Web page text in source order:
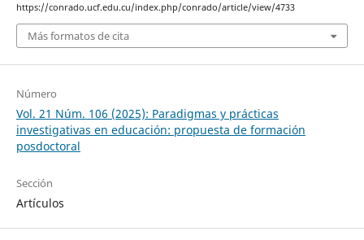
https://conrado.ucf.edu.cu/index.php/conrado/article/view/4733
Más formatos de cita
Número
Vol. 21 Núm. 106 (2025): Paradigmas y prácticas
investigativas en educación: propuesta de formación
posdoctoral
Sección
Artículos